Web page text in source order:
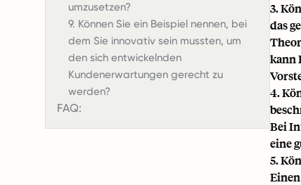
umzusetzen?
9. Können Sie ein Beispiel nennen, bei
dem Sie innovativ sein mussten, um
den sich entwickelnden
Kundenerwartungen gerecht zu
werden?
FAQ:
3.
das
kann
4.
Bei
eine
5.